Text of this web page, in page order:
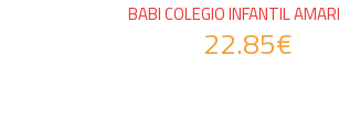
BABI COLEGIO INFANTIL
22.85€